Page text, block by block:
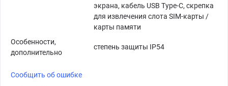
экрана, кабель USB Type-C, скрепка
для извлечения слота SIM-карты /
карты памяти
Особенности,
дополнительно
степень защиты IP54
Сообщить об ошибке